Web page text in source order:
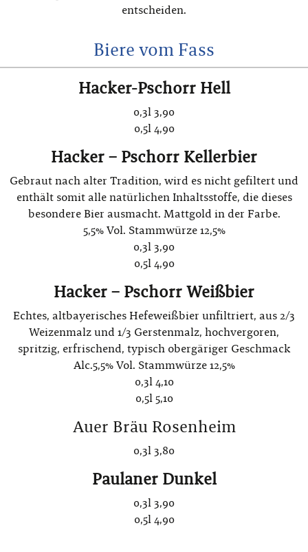
entscheiden.
Biere vom Fass
Hacker-Pschorr Hell
0,3l 3,90
0,5l 4,90
Hacker – Pschorr Kellerbier
Gebraut nach alter Tradition, wird es nicht gefiltert und
enthält somit alle natürlichen Inhaltsstoffe, die dieses
besondere Bier ausmacht. Mattgold in der Farbe.
5,5% Vol. Stammwürze 12,5%
0,3l 3,90
0,5l 4,90
Hacker – Pschorr Weißbier
Echtes, altbayerisches Hefeweißbier unfiltriert, aus 2/3
Weizenmalz und 1/3 Gerstenmalz, hochvergoren,
spritzig, erfrischend, typisch obergäriger Geschmack
Alc.5,5% Vol. Stammwürze 12,5%
0,3l 4,10
0,5l 5,10
Auer Bräu Rosenheim
0,3l 3,80
Paulaner Dunkel
0,3l 3,90
0,5l 4,90